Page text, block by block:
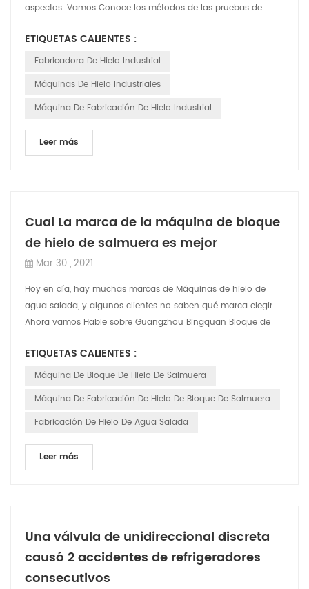
aspectos. Vamos Conoce los métodos de las pruebas de
ETIQUETAS CALIENTES :
Fabricadora De Hielo Industrial
Máquinas De Hielo Industriales
Máquina De Fabricación De Hielo Industrial
Leer más
Cual La marca de la máquina de bloque
de hielo de salmuera es mejor
Mar 30 , 2021
Hoy en día, hay muchas marcas de Máquinas de hielo de
agua salada, y algunos clientes no saben qué marca elegir.
Ahora vamos Hable sobre Guangzhou Bingquan Bloque de
ETIQUETAS CALIENTES :
Máquina De Bloque De Hielo De Salmuera
Máquina De Fabricación De Hielo De Bloque De Salmuera
Fabricación De Hielo De Agua Salada
Leer más
Una válvula de unidireccional discreta
causó 2 accidentes de refrigeradores
consecutivos